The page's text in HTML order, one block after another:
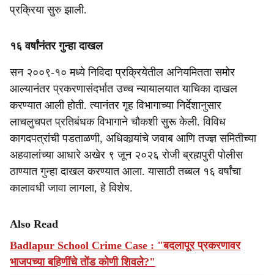
प्रक्रिया सुरु झाली.
१६ वर्षांनंतर गुन्हा दाखल
सन २००९-१० मध्ये निविदा प्रक्रियेतील अनियमितता समोर
आल्यानंतर प्रकरणासंदर्भात उच्च न्यायालयात याचिका दाखल
करण्यात आली होती. त्यानंतर गृह विभागाच्या निर्देशानुसार
लाचलुचपत प्रतिबंधक विभागाने चौकशी सुरू केली. विविध
कागदपत्रांची पडताळणी, अधिकार्‍यांचे जवाब आणि तज्ज्ञ समितीच्या
अहवालांच्या आधारे अखेर ९ जून २०२६ रोजी ब्रह्मपुरी पोलीस
ठाण्यात गुन्हा दाखल करण्यात आला. यासाठी तब्बल १६ वर्षांचा
कालावधी जावा लागला, हे विशेष.
Also Read
Badlapur School Crime Case : "बदलापूर प्रकरणावर
भाजपच्या बहिणींचे तोंड कोणी शिवले?"